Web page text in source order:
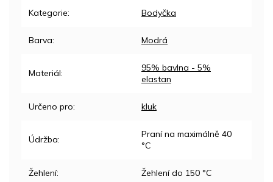
Kategorie: Bodyčka
Barva: Modrá
Materiál:
95% bavlna - 5%
elastan
Určeno pro: kluk
Údržba:
Praní na maximálně 40
°C
Žehlení: Žehlení do 150 °C